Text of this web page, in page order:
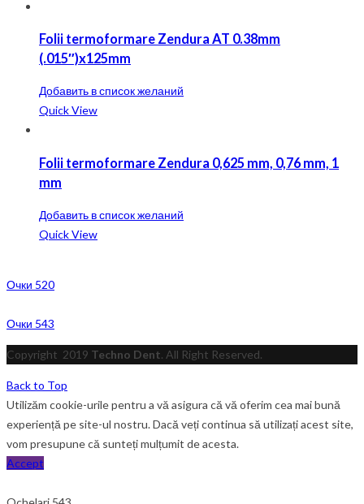
Folii termoformare Zendura AT 0.38mm
(.015″)x125mm
Добавить в список желаний
Quick View
Folii termoformare Zendura 0,625 mm, 0,76 mm, 1
mm
Добавить в список желаний
Quick View
Очки 520
Очки 543
Copyright 2019 Techno Dent. All Right Reserved.
Back to Top
Utilizăm cookie-urile pentru a vă asigura că vă oferim cea mai bună
experiență pe site-ul nostru. Dacă veți continua să utilizați acest site,
vom presupune că sunteți mulțumit de acesta.
Accept